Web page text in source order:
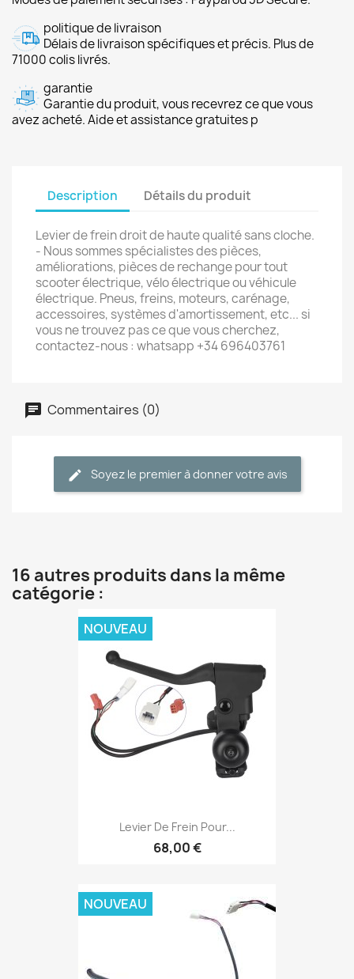
politique de livraison
Délais de livraison spécifiques et précis. Plus de
71000 colis livrés.
garantie
Garantie du produit, vous recevrez ce que vous
avez acheté. Aide et assistance gratuites p
Description Détails du produit
Levier de frein droit de haute qualité sans cloche.
- Nous sommes spécialistes des pièces,
améliorations, pièces de rechange pour tout
scooter électrique, vélo électrique ou véhicule
électrique. Pneus, freins, moteurs, carénage,
accessoires, systèmes d'amortissement, etc... si
vous ne trouvez pas ce que vous cherchez,
contactez-nous : whatsapp +34 696403761
Commentaires (0)
Soyez le premier à donner votre avis
16 autres produits dans la même
catégorie :
Levier De Frein Pour...
68,00 €
NOUVEAU
NOUVEAU